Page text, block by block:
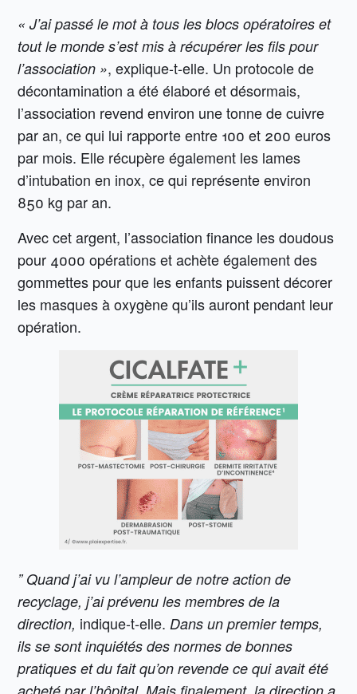
« J’ai passé le mot à tous les blocs opératoires et
tout le monde s’est mis à récupérer les fils pour
l’association », explique-t-elle. Un protocole de
décontamination a été élaboré et désormais,
l’association revend environ une tonne de cuivre
par an, ce qui lui rapporte entre 100 et 200 euros
par mois. Elle récupère également les lames
d’intubation en inox, ce qui représente environ
850 kg par an.
Avec cet argent, l’association finance les doudous
pour 4000 opérations et achète également des
gommettes pour que les enfants puissent décorer
les masques à oxygène qu’ils auront pendant leur
opération.
” Quand j’ai vu l’ampleur de notre action de
recyclage, j’ai prévenu les membres de la
direction, indique-t-elle.Dans un premier temps,
ils se sont inquiétés des normes de bonnes
pratiques et du fait qu’on revende ce qui avait été